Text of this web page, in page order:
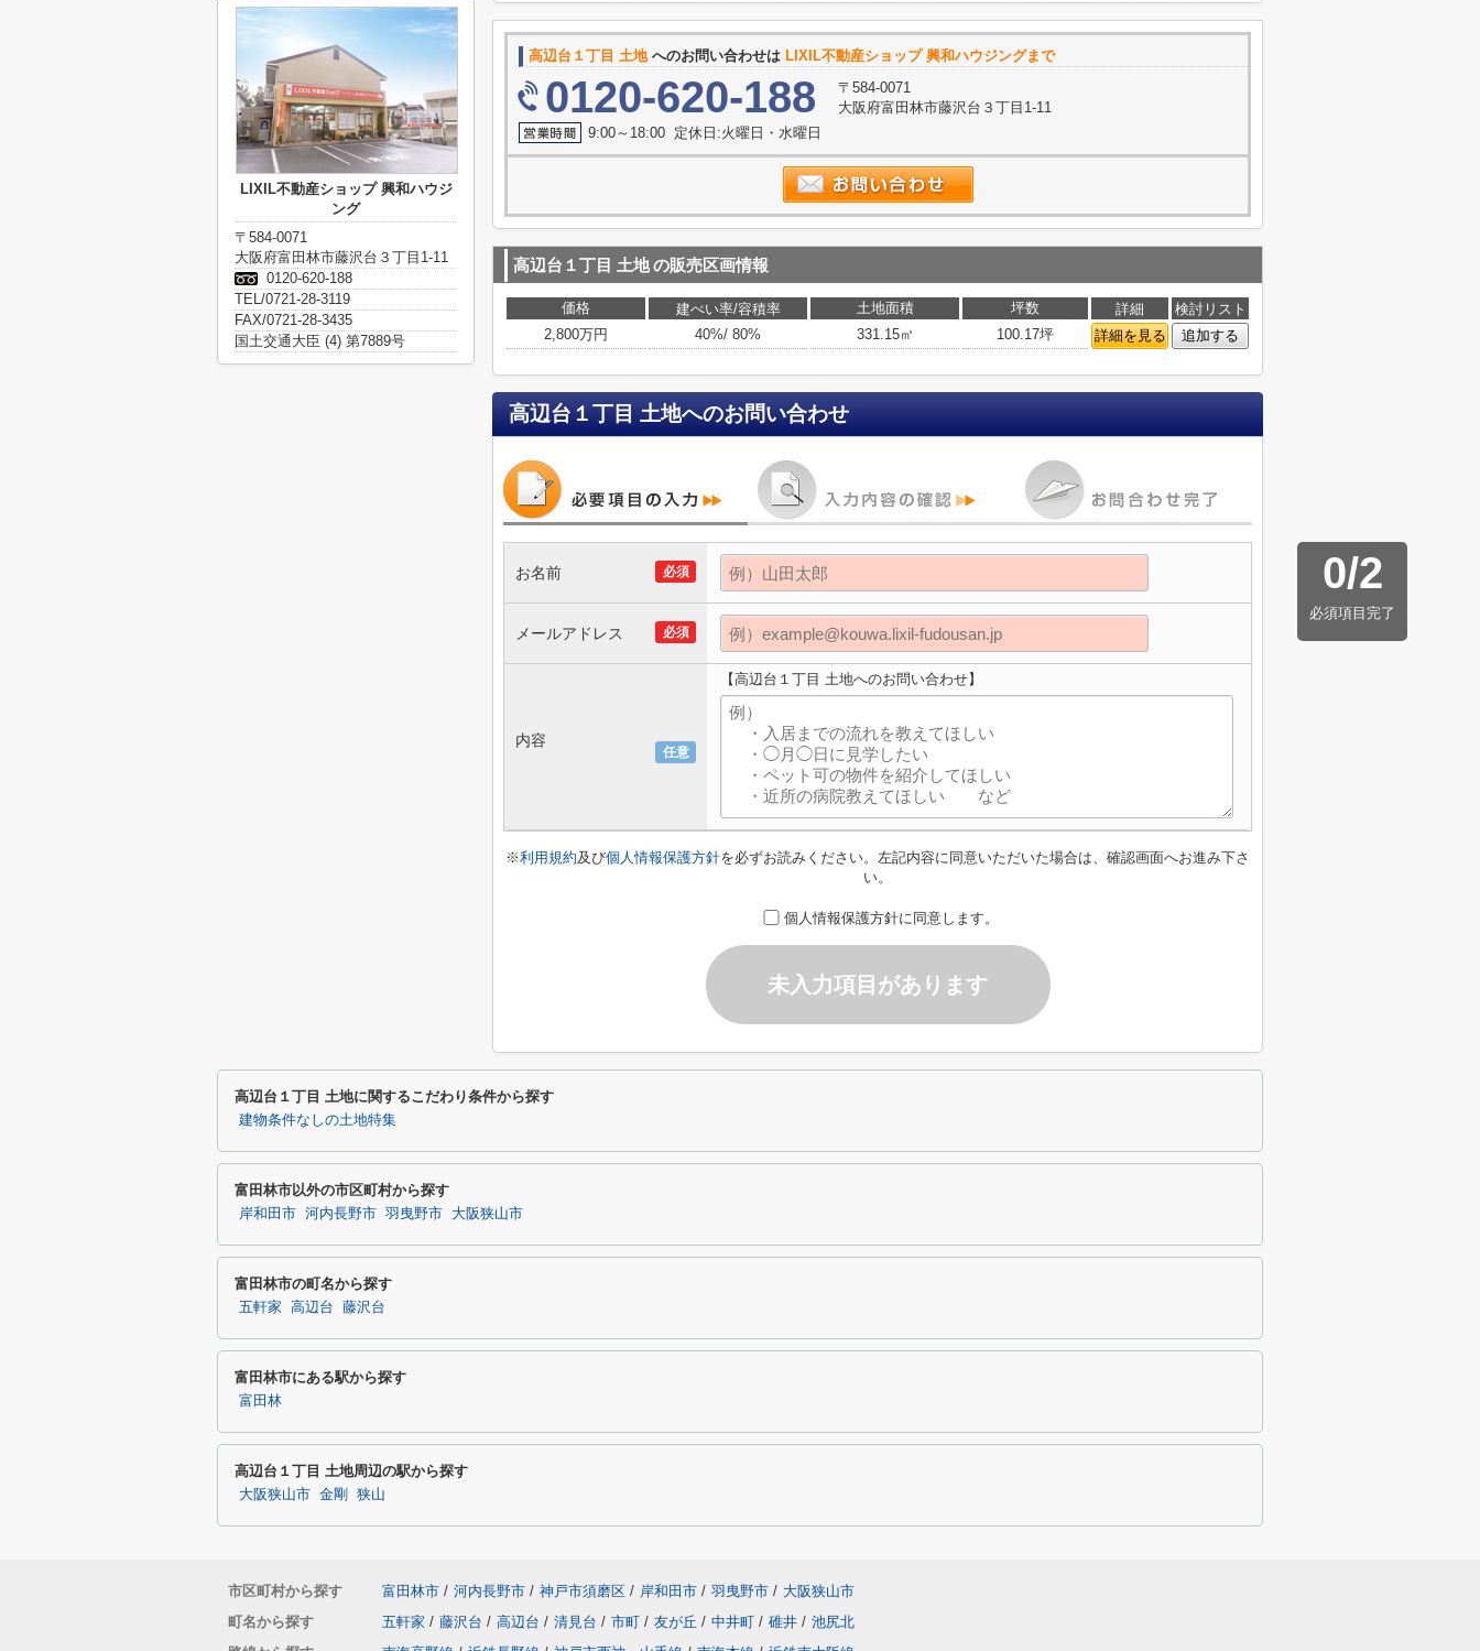
高辺台１丁目 土地へのお問い合わせは LIXIL不動産ショップ 興和ハウジングまで
0120-620-188
〒584-0071
大阪府富田林市藤沢台３丁目1-11
9:00～18:00 定休日:火曜日・水曜日
高辺台１丁目 土地の販売区画情報
価格 建ぺい率/容積率 土地面積 坪数 詳細
検討リスト
2,800万円
40%/ 80% 331.15㎡ 100.17坪 詳細を見る 追加する
高辺台１丁目 土地へのお問い合わせ
0/2
必須項目完了
必須
お名前
必須
メールアドレス
任意
内容
【高辺台１丁目 土地へのお問い合わせ】
※利用規約及び個人情報保護方針を必ずお読みください。左記内容に同意いただいた場合は、確認画面へお進み下さ
い。
個人情報保護方針に同意します。
未入力項目があります
LIXIL不動産ショップ 興和ハウジ
ング
〒584-0071
大阪府富田林市藤沢台３丁目1-11
0120-620-188
TEL/0721-28-3119
FAX/0721-28-3435
国土交通大臣 (4) 第7889号
高辺台１丁目 土地に関するこだわり条件から探す
建物条件なしの土地特集
富田林市以外の市区町村から探す
岸和田市 河内長野市 羽曳野市 大阪狭山市
富田林市の町名から探す
五軒家 高辺台 藤沢台
富田林市にある駅から探す
富田林
高辺台１丁目 土地周辺の駅から探す
大阪狭山市 金剛 狭山
市区町村から探す 富田林市 / 河内長野市 / 神戸市須磨区 / 岸和田市 / 羽曳野市 / 大阪狭山市
町名から探す
五軒家 / 藤沢台 / 高辺台 / 清見台 / 市町 / 友が丘 / 中井町 / 碓井 / 池尻北